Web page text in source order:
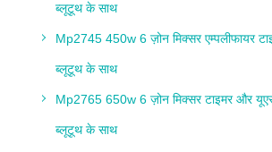
ब्लूटूथ के साथ
Mp2745 450w 6 ज़ोन मिक्सर एम्पलीफायर
ब्लूटूथ के साथ
Mp2765 650w 6 ज़ोन मिक्सर टाइमर और
ब्लूटूथ के साथ